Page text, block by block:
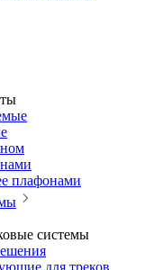
плафонами
системы
для треков